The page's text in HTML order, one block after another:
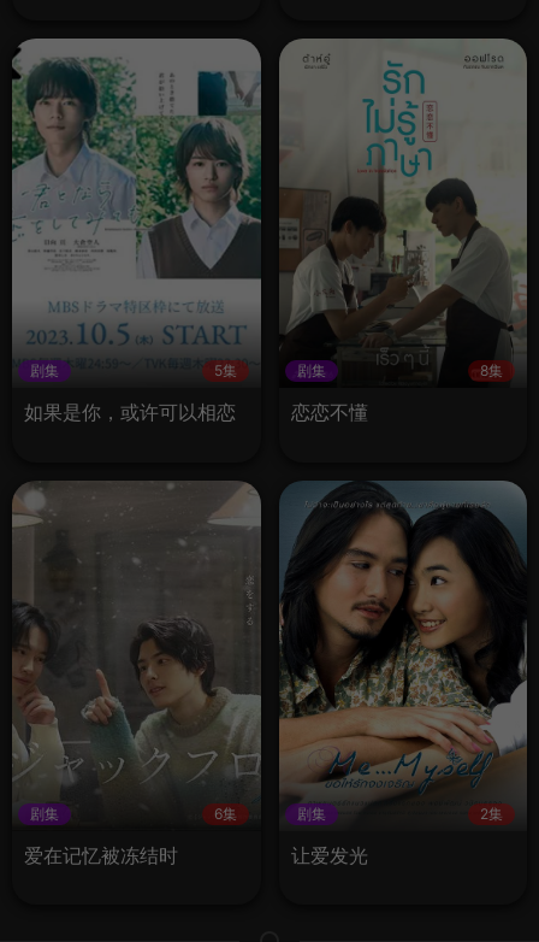
剧集 5集
如果是你，或许可以相恋
剧集 8集
恋恋不懂
剧集 6集
爱在记忆被冻结时
剧集 2集
让爱发光